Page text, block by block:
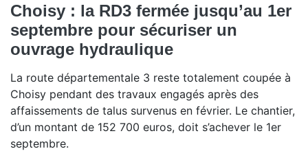
Choisy : la RD3 fermée jusqu’au 1er
septembre pour sécuriser un
ouvrage hydraulique
La route départementale 3 reste totalement coupée à
Choisy pendant des travaux engagés après des
affaissements de talus survenus en février. Le chantier,
d’un montant de 152 700 euros, doit s’achever le 1er
septembre.